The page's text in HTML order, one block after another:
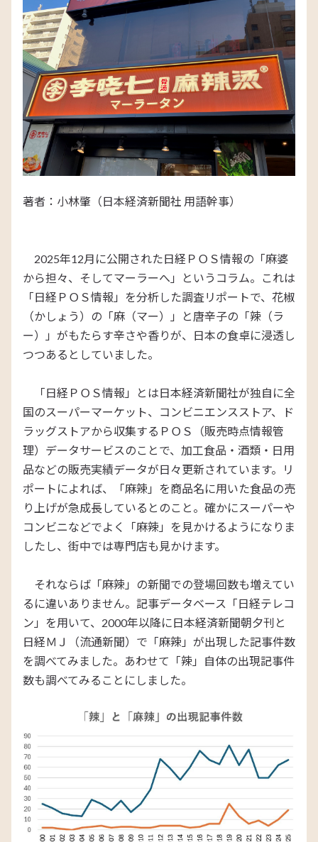
著者：小林肇（日本経済新聞社 用語幹事）
2025年12月に公開された日経ＰＯＳ情報の「麻婆
から担々、そしてマーラーへ」というコラム。これは
「日経ＰＯＳ情報」を分析した調査リポートで、花椒
（かしょう）の「麻（マー）」と唐辛子の「辣（ラ
ー）」がもたらす辛さや香りが、日本の食卓に浸透し
つつあるとしていました。
「日経ＰＯＳ情報」とは日本経済新聞社が独自に全
国のスーパーマーケット、コンビニエンスストア、ド
ラッグストアから収集するＰＯＳ（販売時点情報管
理）データサービスのことで、加工食品・酒類・日用
品などの販売実績データが日々更新されています。リ
ポートによれば、「麻辣」を商品名に用いた食品の売
り上げが急成長しているとのこと。確かにスーパーや
コンビニなどでよく「麻辣」を見かけるようになりま
したし、街中では専門店も見かけます。
それならば「麻辣」の新聞での登場回数も増えてい
るに違いありません。記事データベース「日経テレコ
ン」を用いて、2000年以降に日本経済新聞朝夕刊と
日経ＭＪ（流通新聞）で「麻辣」が出現した記事件数
を調べてみました。あわせて「辣」自体の出現記事件
数も調べてみることにしました。